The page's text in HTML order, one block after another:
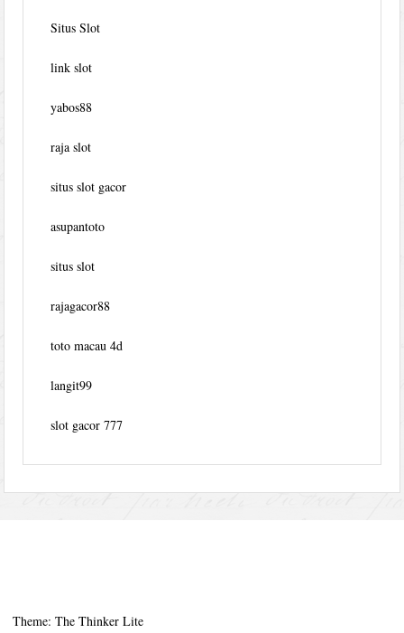
Situs Slot
link slot
yabos88
raja slot
situs slot gacor
asupantoto
situs slot
rajagacor88
toto macau 4d
langit99
slot gacor 777
Theme: The Thinker Lite